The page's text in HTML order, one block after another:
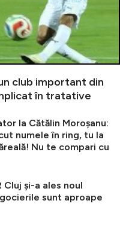
club important din
în tratative
la Cătălin Moroșanu:
numele în ring, tu la
Nu te compari cu
Cluj și-a ales noul
sunt aproape